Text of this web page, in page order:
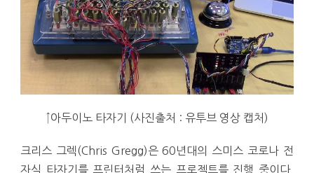
↑아두이노 타자기 (사진출처 : 유투브 영상 캡처)
크리스 그렉(Chris Gregg)은 60년대의 스미스 코로나 전
자식 타자기를 프린터처럼 쓰는 프로젝트를 진행 중이다.